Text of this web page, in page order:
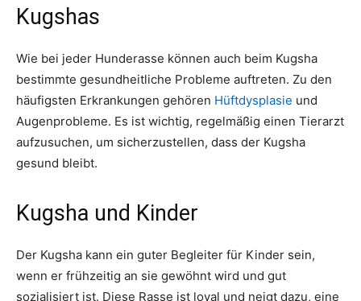
Kugshas
Wie bei jeder Hunderasse können auch beim Kugsha
bestimmte gesundheitliche Probleme auftreten. Zu den
häufigsten Erkrankungen gehören Hüftdysplasie und
Augenprobleme. Es ist wichtig, regelmäßig einen Tierarzt
aufzusuchen, um sicherzustellen, dass der Kugsha
gesund bleibt.
Kugsha und Kinder
Der Kugsha kann ein guter Begleiter für Kinder sein,
wenn er frühzeitig an sie gewöhnt wird und gut
sozialisiert ist. Diese Rasse ist loyal und neigt dazu, eine